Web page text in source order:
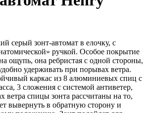
серый зонт-автомат в елочку, с
ручкой. Особое покрытие
ощупь, она ребристая с одной стороны,
удерживать при порывах ветра.
каркас из 8 алюминиевых спиц с
3 сложения с системой антиветер,
ветра спицы зонта рассчитаны на то,
вывернуть в обратную сторону и